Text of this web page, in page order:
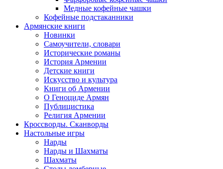
Медные кофейные чашки
Кофейные подстаканники
Армянские книги
Новинки
Самоучители, словари
Исторические романы
История Армении
Детские книги
Иcкусство и культура
Книги об Армении
О Геноциде Армян
Публицистика
Религия Армении
Кроссворды. Сканворды
Настольные игры
Нарды
Нарды и Шахматы
Шахматы